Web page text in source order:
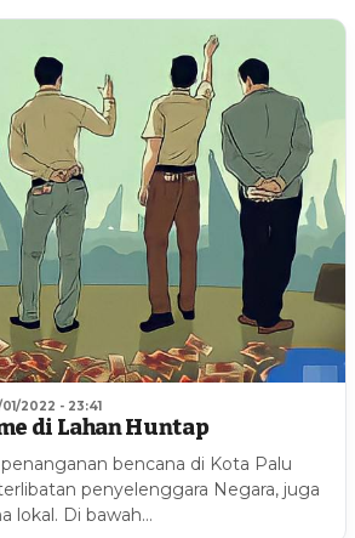
2022 - 23:41
di Lahan Huntap
bencana di Kota Palu
penyelenggara Negara, juga
lokal. Di bawah…